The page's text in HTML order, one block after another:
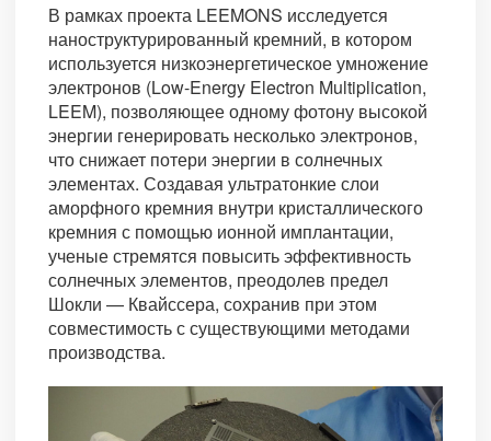
В рамках проекта LEEMONS исследуется
наноструктурированный кремний, в котором
используется низкоэнергетическое умножение
электронов (Low-Energy Electron Multiplication,
LEEM), позволяющее одному фотону высокой
энергии генерировать несколько электронов,
что снижает потери энергии в солнечных
элементах. Создавая ультратонкие слои
аморфного кремния внутри кристаллического
кремния с помощью ионной имплантации,
ученые стремятся повысить эффективность
солнечных элементов, преодолев предел
Шокли — Квайссера, сохранив при этом
совместимость с существующими методами
производства.